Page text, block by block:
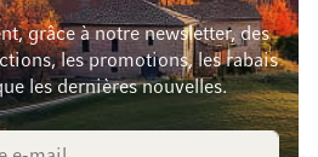
grâce à notre newsletter, des
les promotions, les rabais
les dernières nouvelles.